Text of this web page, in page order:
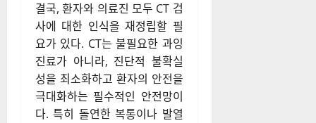
결국, 환자와 의료진 모두 CT 검
사에 대한 인식을 재정립할 필
요가 있다. CT는 불필요한 과잉
진료가 아니라, 진단적 불확실
성을 최소화하고 환자의 안전을
극대화하는 필수적인 안전망이
다. 특히 돌연한 복통이나 발열